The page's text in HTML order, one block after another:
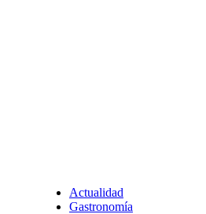
Actualidad
Gastronomía